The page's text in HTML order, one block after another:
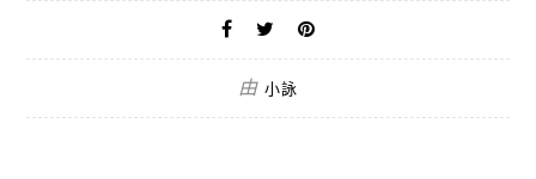
由 小詠